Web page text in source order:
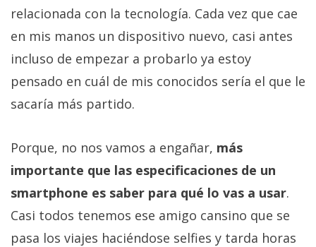
relacionada con la tecnología. Cada vez que cae
en mis manos un dispositivo nuevo, casi antes
incluso de empezar a probarlo ya estoy
pensado en cuál de mis conocidos sería el que le
sacaría más partido.
Porque, no nos vamos a engañar, más
importante que las especificaciones de un
smartphone es saber para qué lo vas a usar.
Casi todos tenemos ese amigo cansino que se
pasa los viajes haciéndose selfies y tarda horas